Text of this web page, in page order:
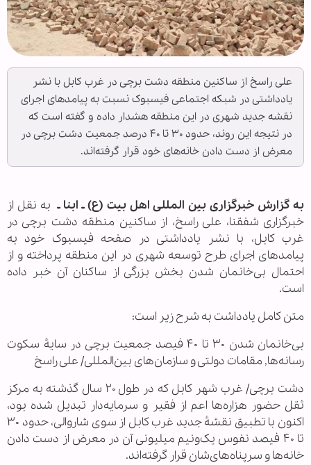
علی راسخ از ساکنین منطقه دشت برچی در غرب کابل با نشر
یادداشتی در شبکه اجتماعی فیسبوک نسبت به پیامدهای اجرای
نقشه جدید شهری در این منطقه هشدار داده و گفته است که
در نتیجه این روند، حدود ۳۰ تا ۴۰ درصد جمعیت دشت برچی در
معرض از دست دادن خانه‌های خود قرار گرفته‌اند.
به گزارش خبرگزاری بین المللی اهل بیت (ع) ـ ابنا ـبه نقل از
خبرگزاری شفقنا، علی راسخ، از ساکنین منطقه دشت برچی در
غرب کابل، با نشر یادداشتی در صفحه فیسبوک خود به
پیامدهای اجرای طرح توسعه شهری در این منطقه پرداخته و از
احتمال بی‌خانمان شدن بخش بزرگی از ساکنان آن خبر داده
است.
متن کامل یادداشت به شرح زیر است:
بی‌خانمان شدن ۳۰ تا ۴۰ فیصد جمعیت برچی در سایهٔ سکوت
رسانه‌ها, مقامات دولتی و سازمان‌های بین‌المللی/ علی راسخ
دشت برچی/ غرب شهر کابل که در طول ۲۰ سال گذشته به مرکز
ثقل حضور هزاره‌ها اعم از فقیر و سرمایه‌دار تبدیل شده بود،
اکنون با تطبیق نقشهٔ جدید غرب کابل از سوی شاروالی، حدود ۳۰
تا ۴۰ فیصد نفوس یک‌ونیم میلیونی آن در معرض از دست دادن
خانه‌ها و سرپناه‌های‌شان قرار گرفته‌اند.